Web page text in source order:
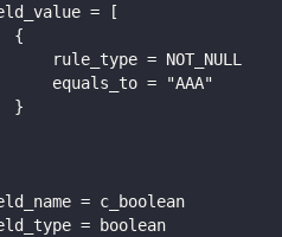
= [
{
rule_type = NOT_NULL
equals_to = "AAA"
}
= c_boolean
= boolean